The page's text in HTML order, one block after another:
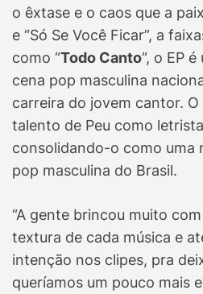
o êxtase e o caos que a
e “Só Se Você Ficar”, a
como “Todo Canto“, o EP
cena pop masculina
carreira do jovem cantor.
talento de Peu como
consolidando-o como uma
pop masculina do Brasil.
“A gente brincou muito
textura de cada música e
intenção nos clipes, pra
queríamos um pouco mais